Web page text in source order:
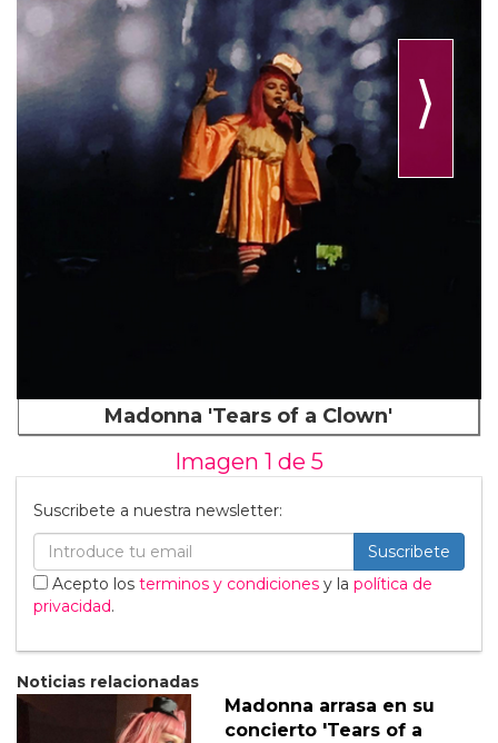
⟩
Madonna 'Tears of a Clown'
Imagen 1 de 5
Suscribete a nuestra newsletter:
Suscribete
Acepto los terminos y condiciones y la política de
privacidad.
Noticias relacionadas
Madonna arrasa en su
concierto 'Tears of a